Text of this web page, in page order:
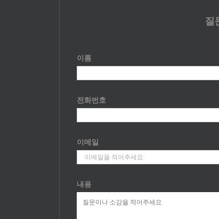
질
이름
전화번호
이메일
내용